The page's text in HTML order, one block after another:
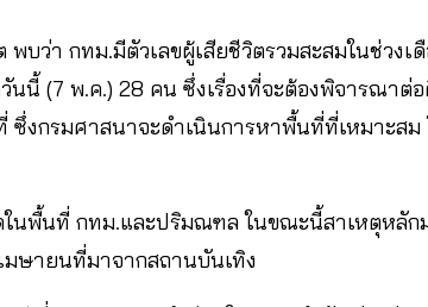
พบว่า กทม.มีตัวเลขผู้เสียชีวิตรวมสะสมในช่วง
นนี้ (7 พ.ค.) 28 คน ซึ่งเรื่องที่จะต้องพิจารณา
ซึ่งกรมศาสนาจะดำเนินการหาพื้นที่ที่เหมาะส
ในพื้นที่ กทม.และปริมณฑล ในขณะนี้สาเหตุหลัก
มษายนที่มาจากสถานบันเทิง